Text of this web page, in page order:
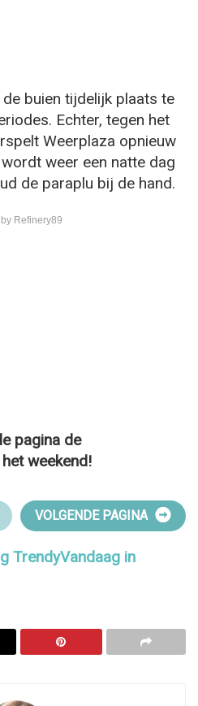
buien tijdelijk plaats te
Echter, tegen het
Weerplaza opnieuw
weer een natte dag
de paraplu bij de hand.
Refinery89
pagina de
weekend!
VOLGENDE PAGINA
TrendyVandaag in